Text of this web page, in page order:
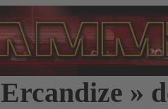
Ercandize »